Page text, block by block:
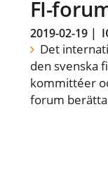
FI-
2019-02-19|
Det
den svenska
kommittéer
forum